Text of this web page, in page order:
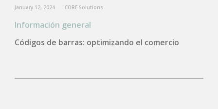
January 12, 2024 CORE Solutions
Información general
Códigos de barras: optimizando el comercio